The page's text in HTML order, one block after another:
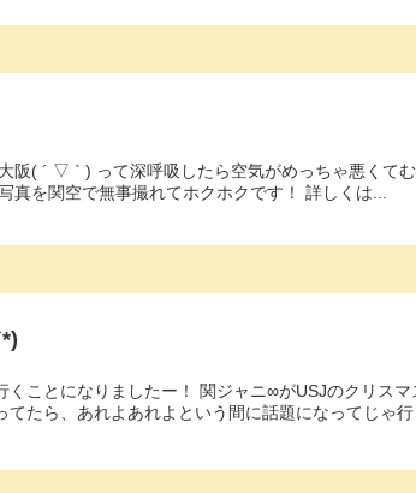
阪( ´ ▽ ` ) って深呼吸したら空気がめっちゃ悪くてむ
真を関空で無事撮れてホクホクです！ 詳しくは...
ことになりましたー！ 関ジャニ∞がUSJのクリスマ
たら、あれよあれよという間に話題になってじゃ行